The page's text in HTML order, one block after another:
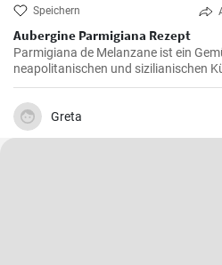
Speichern
Aubergine Parmigiana Rezept
Parmigiana de Melanzane ist ein
neapolitanischen und sizilianischen
Süditalien verbreitet ist. Melanzane -
welche mit Parmesan Käse und
Greta